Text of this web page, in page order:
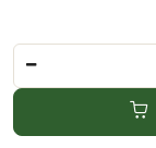
Ilość